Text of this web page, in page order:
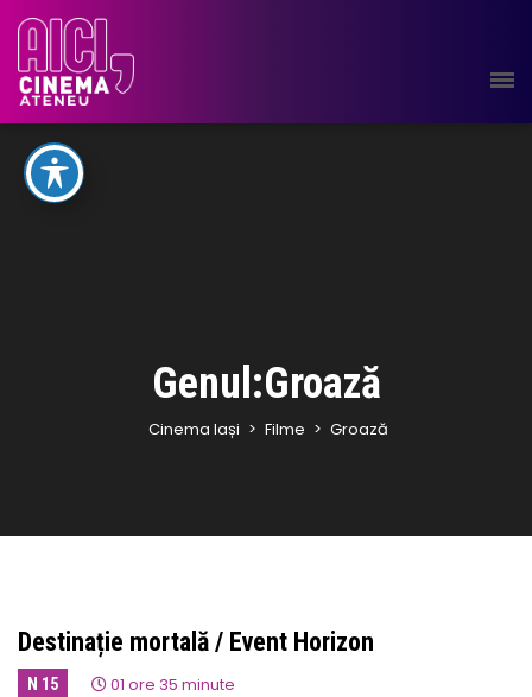
Genul:Groază
Cinema Iași > Filme > Groază
Destinație mortală / Event Horizon
N 15
01 ore 35 minute